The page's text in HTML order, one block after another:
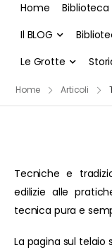
Home Biblioteca
Il BLOG
Le Grotte
Home Articoli
Tecniche e
edilizie alle
tecnica pura e
La pagina sul telaio